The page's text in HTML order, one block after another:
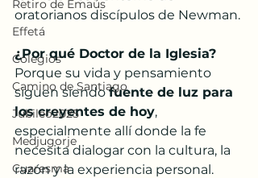
Retiro de Emaús
Effetá
Colegios
Camino de Santiago
Jubileo2025
Medjugorje
Cuaresma
oratorianos discípulos de Newman.
¿Por qué Doctor de la Iglesia?
Porque su vida y pensamiento
siguen siendo fuente de luz para
los creyentes de hoy,
especialmente allí donde la fe
necesita dialogar con la cultura, la
razón y la experiencia personal.